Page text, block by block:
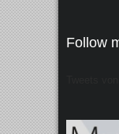
Follow